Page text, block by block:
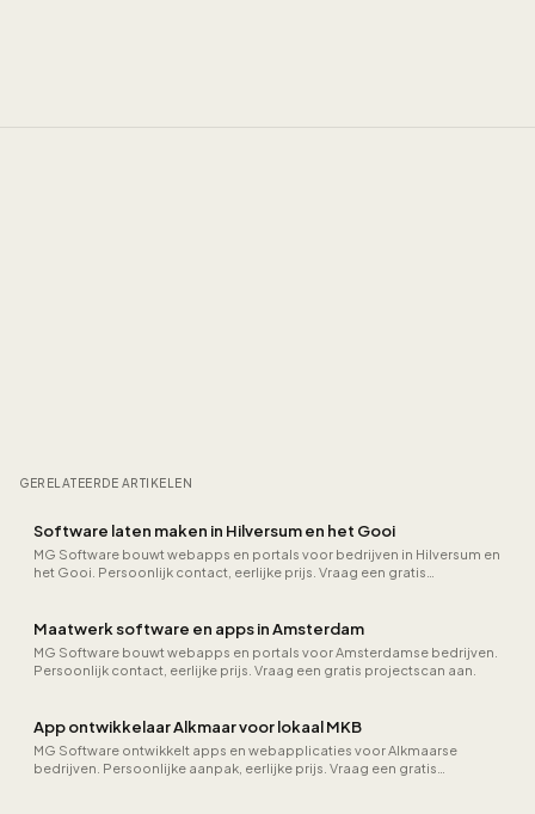
GERELATEERDE ARTIKELEN
Software laten maken in Hilversum en het Gooi
MG Software bouwt webapps en portals voor bedrijven in Hilversum en
het Gooi. Persoonlijk contact, eerlijke prijs. Vraag een gratis
Maatwerk software en apps in Amsterdam
MG Software bouwt webapps en portals voor Amsterdamse bedrijven.
Persoonlijk contact, eerlijke prijs. Vraag een gratis projectscan aan.
App ontwikkelaar Alkmaar voor lokaal MKB
MG Software ontwikkelt apps en webapplicaties voor Alkmaarse
bedrijven. Persoonlijke aanpak, eerlijke prijs. Vraag een gratis